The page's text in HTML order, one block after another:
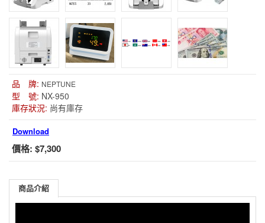
品 牌: NEPTUNE
型 號: NX-950
庫存狀況: 尚有庫存
Download
價格: $7,300
商品介紹